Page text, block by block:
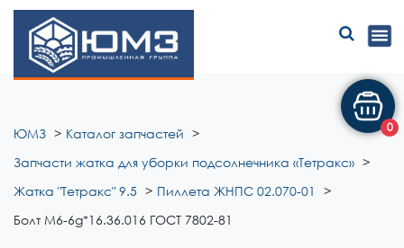
ЮМЗ
ЮМЗ
Каталог запчастей
Запчасти жатка для уборки подсолнечника «Тетракс»
Жатка "Тетракс" 9.5
Пиллета ЖНПС 02.070-01
Болт М6-6g*16.36.016 ГОСТ 7802-81
0